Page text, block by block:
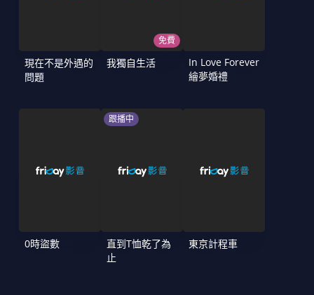
現在不是外遇的
問題
免費
我獨自生活
In Love Forever
繪夢婚禮
0時盜數
跟播中
直到T恤乾了為
止
東京計程車